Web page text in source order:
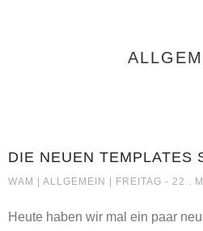
DIE NEUEN TEMPLATES
WAM | ALLGEMEIN DIE NEUEN
| FREITAG - 22 .
Heute haben wir mal ein paar